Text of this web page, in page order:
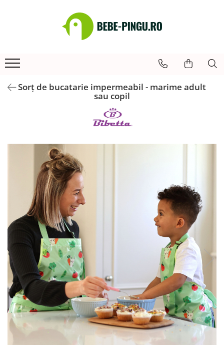
Tacamuri copii si bebelusi
Cani si pahare bebelusi
Accesorii bucatarie
Sorț de bucatarie impermeabil - marime adult
sau copil